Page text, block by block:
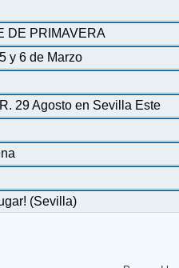
DE PRIMAVERA
y 6 de Marzo
29 Agosto en Sevilla Este
(Sevilla)